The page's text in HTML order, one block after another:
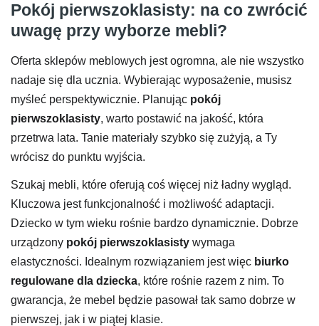
Pokój pierwszoklasisty: na co zwrócić
uwagę przy wyborze mebli?
Oferta sklepów meblowych jest ogromna, ale nie wszystko
nadaje się dla ucznia. Wybierając wyposażenie, musisz
myśleć perspektywicznie. Planując pokój
pierwszoklasisty, warto postawić na jakość, która
przetrwa lata. Tanie materiały szybko się zużyją, a Ty
wrócisz do punktu wyjścia.
Szukaj mebli, które oferują coś więcej niż ładny wygląd.
Kluczowa jest funkcjonalność i możliwość adaptacji.
Dziecko w tym wieku rośnie bardzo dynamicznie. Dobrze
urządzony pokój pierwszoklasisty wymaga
elastyczności. Idealnym rozwiązaniem jest więc biurko
regulowane dla dziecka, które rośnie razem z nim. To
gwarancja, że mebel będzie pasował tak samo dobrze w
pierwszej, jak i w piątej klasie.